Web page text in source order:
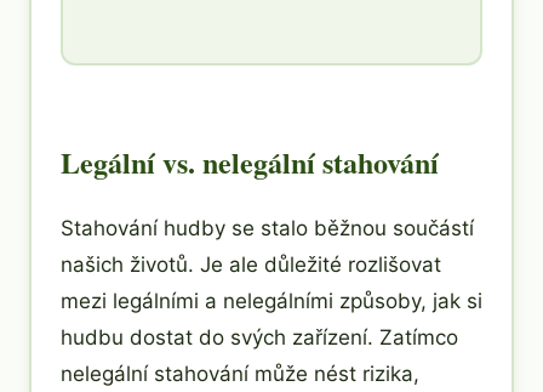
Legální vs. nelegální stahování
Stahování hudby se stalo běžnou součástí
našich životů. Je ale důležité rozlišovat
mezi legálními a nelegálními způsoby, jak si
hudbu dostat do svých zařízení. Zatímco
nelegální stahování může nést rizika,